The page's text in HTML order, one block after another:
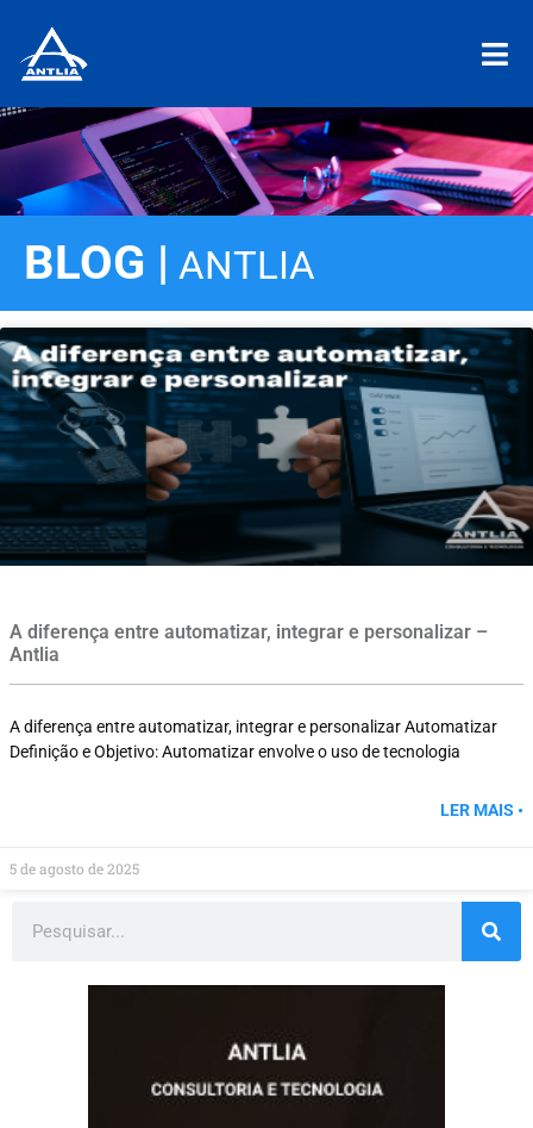
BLOG | ANTLIA
A diferença entre automatizar, integrar e personalizar –
Antlia
A diferença entre automatizar, integrar e personalizar Automatizar
Definição e Objetivo: Automatizar envolve o uso de tecnologia
LER MAIS •
5 de agosto de 2025